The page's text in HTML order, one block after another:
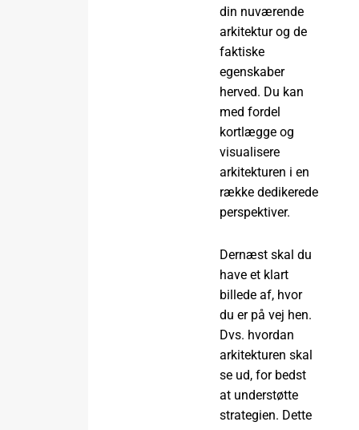
din nuværende
arkitektur og de
faktiske
egenskaber
herved. Du kan
med fordel
kortlægge og
visualisere
arkitekturen i en
række dedikerede
perspektiver.
Dernæst skal du
have et klart
billede af, hvor
du er på vej hen.
Dvs. hvordan
arkitekturen skal
se ud, for bedst
at understøtte
strategien. Dette